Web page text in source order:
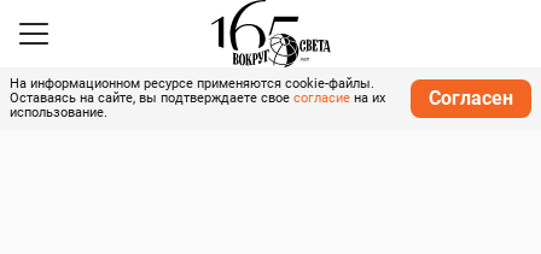
На информационном ресурсе применяются cookie-файлы.
Оставаясь на сайте, вы подтверждаете свое согласие на их
использование.
Согласен